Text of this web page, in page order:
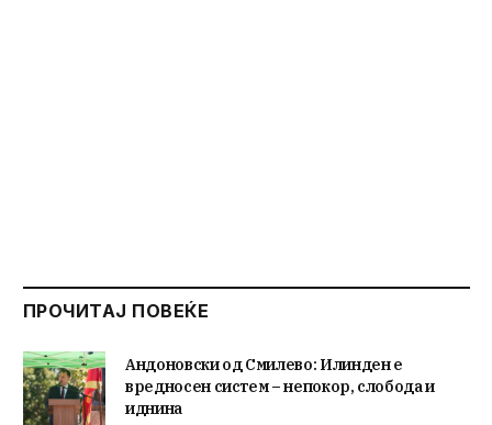
ПРОЧИТАЈ ПОВЕЌЕ
Андоновски од Смилево: Илинден е
вредносен систем – непокор, слобода и
иднина